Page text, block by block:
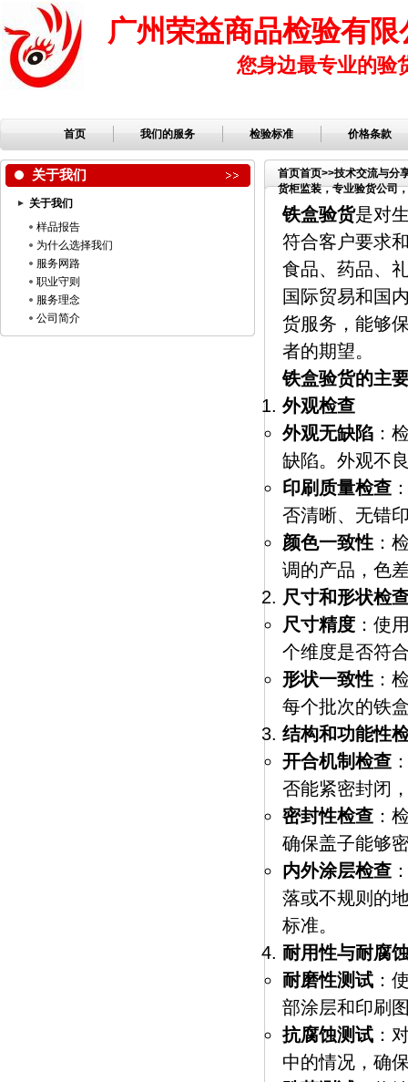
广州荣益商品检验有限
您身边最专业的验
首页 我们的服务 检验标准 价格条款
关于我们
关于我们
样品报告
为什么选择我们
服务网路
职业守则
服务理念
公司简介
首页首页>>技术交流与分
货柜监装，专业验货公司
铁盒验货是对
符合客户要求
食品、药品、
国际贸易和国
货服务，能够
者的期望。
铁盒验货的主
外观检查
外观无缺陷 ：
缺陷。外观不
印刷质量检查
否清晰、无错
颜色一致性 ：
调的产品，色
尺寸和形状检
尺寸精度 ：使
个维度是否符
形状一致性 ：
每个批次的铁
结构和功能性
开合机制检查
否能紧密封闭
密封性检查 ：
确保盖子能够
内外涂层检查
落或不规则的
标准。
耐用性与耐腐
耐磨性测试 ：
部涂层和印刷
抗腐蚀测试 ：
中的情况，确